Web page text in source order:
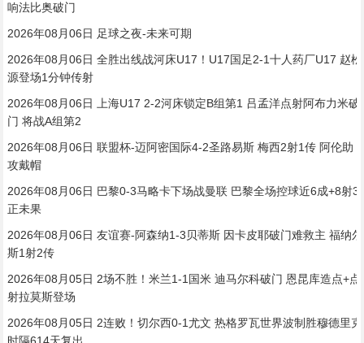
响法比奥破门
2026年08月06日 足球之夜-未来可期
2026年08月06日 全胜出线战河床U17！U17国足2-1十人药厂U17 赵松
源登场1分钟传射
2026年08月06日 上海U17 2-2河床锁定B组第1 吕孟洋点射阿布力米破
门 将战A组第2
2026年08月06日 联盟杯-迈阿密国际4-2圣路易斯 梅西2射1传 阿伦助
攻戴帽
2026年08月06日 巴黎0-3马略卡下场战曼联 巴黎全场控球近6成+8射3
正未果
2026年08月06日 友谊赛-阿森纳1-3贝蒂斯 因卡皮耶破门难救主 福纳尔
斯1射2传
2026年08月05日 2场不胜！米兰1-1国米 迪马尔科破门 恩昆库造点+点
射拉莫斯登场
2026年08月05日 2连败！切尔西0-1尤文 热格罗瓦世界波制胜穆德里克